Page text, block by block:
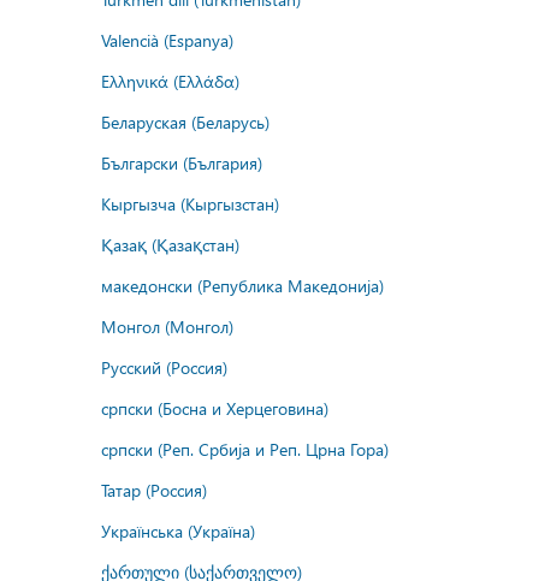
Valencià (Espanya)
Ελληνικά (Ελλάδα)
Беларуская (Беларусь)
Български (България)
Кыргызча (Кыргызстан)
Қазақ (Қазақстан)
македонски (Република Македонија)
Монгол (Монгол)
Русский (Россия)
српски (Босна и Херцеговина)
српски (Реп. Србија и Реп. Црна Гора)
Татар (Россия)
Українська (Україна)
ქართული (საქართველო)